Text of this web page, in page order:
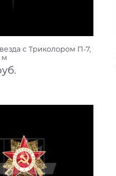
с Триколором П-7,
м